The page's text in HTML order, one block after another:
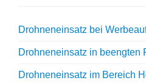
Drohneneinsatz bei
Drohneneinsatz in beengten
Drohneneinsatz im Bereich